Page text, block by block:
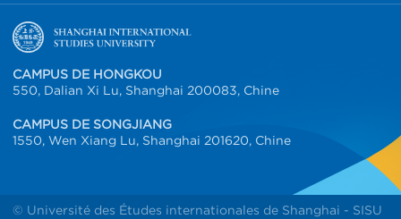
CAMPUS DE HONGKOU
550, Dalian Xi Lu, Shanghai 200083, Chine
CAMPUS DE SONGJIANG
1550, Wen Xiang Lu, Shanghai 201620, Chine
© Université des Études internationales de Shanghai - SISU